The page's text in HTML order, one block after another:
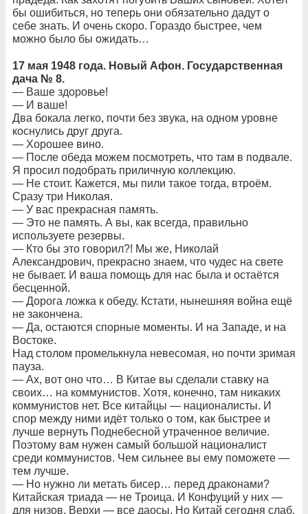
бы ошибиться, но теперь они обязательно дадут о
себе знать. И очень скоро. Гораздо быстрее, чем
можно было бы ожидать…
17 мая 1948 года. Новый Афон. Государственная
дача № 8.
— Ваше здоровье!
— И ваше!
Два бокала легко, почти без звука, на одном уровне
коснулись друг друга.
— Хорошее вино.
— После обеда можем посмотреть, что там в подвале.
Я просил подобрать приличную коллекцию.
— Не стоит. Кажется, мы пили такое тогда, втроём.
Сразу три Николая.
— У вас прекрасная память.
— Это не память. А вы, как всегда, правильно
используете резервы.
— Кто бы это говорил?! Мы же, Николай
Александрович, прекрасно знаем, что чудес на свете
не бывает. И ваша помощь для нас была и остаётся
бесценной.
— Дорога ложка к обеду. Кстати, нынешняя война ещё
не закончена.
— Да, остаются спорные моменты. И на Западе, и на
Востоке.
Над столом промелькнула невесомая, но почти зримая
пауза.
— Ах, вот оно что… В Китае вы сделали ставку на
своих… на коммунистов. Хотя, конечно, там никаких
коммунистов нет. Все китайцы — националисты. И
спор между ними идёт только о том, как быстрее и
лучше вернуть Поднебесной утраченное величие.
Поэтому вам нужен самый большой националист
среди коммунистов. Чем сильнее вы ему поможете —
тем лучше.
— Но нужно ли метать бисер… перед драконами?
Китайская триада — не Троица. И Конфуций у них —
для низов. Верхи — все даосы. Но Китай сегодня слаб.